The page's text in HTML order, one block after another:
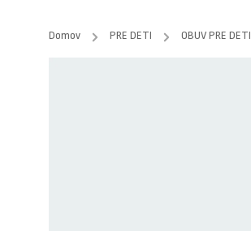
Domov / PRE DETI / OBUV PRE DETI